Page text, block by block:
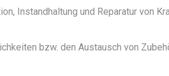
Instandhaltung und Reparatur von
bzw. den Austausch von